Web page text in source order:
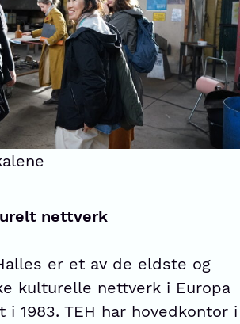
nettverk
er et av de eldste og
kulturelle nettverk i Europa
1983. TEH har hovedkontor i